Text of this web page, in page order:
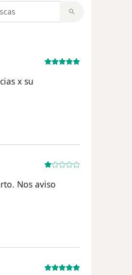
x su
Monroy
Nos aviso